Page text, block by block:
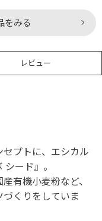
をみる
レビュー
プトに、エシカル
ード』。
有機小麦粉など、
くりをしていま